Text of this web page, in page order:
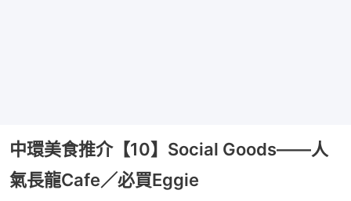
中環美食推介【10】Social Goods——人
氣長龍Cafe／必買Eggie